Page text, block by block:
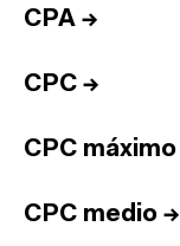
CPA →
CPC →
CPC máximo
CPC medio →